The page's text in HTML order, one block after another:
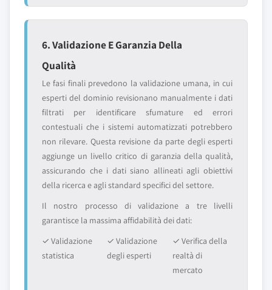
6. Validazione E Garanzia Della
Qualità
Le fasi finali prevedono la validazione umana, in cui
esperti del dominio revisionano manualmente i dati
filtrati per identificare sfumature ed errori
contestuali che i sistemi automatizzati potrebbero
non rilevare. Questa revisione da parte degli esperti
aggiunge un livello critico di garanzia della qualità,
assicurando che i dati siano allineati agli obiettivi
della ricerca e agli standard specifici del settore.
Il nostro processo di validazione a tre livelli
garantisce la massima affidabilità dei dati:
✓ Validazione
statistica
✓ Validazione
degli esperti
✓ Verifica della
realtà di
mercato